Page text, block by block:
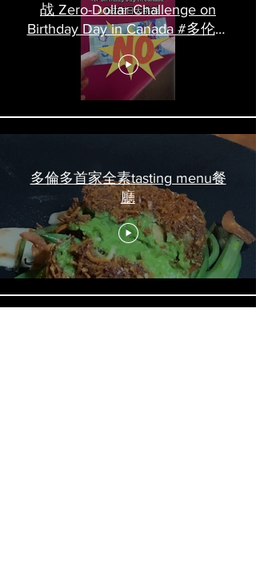
战 Zero-Dollar Challenge on
Birthday Day in Canada #多伦多
吃喝玩乐 #多伦多美食
#torontofood
多倫多首家全素tasting menu餐
廳